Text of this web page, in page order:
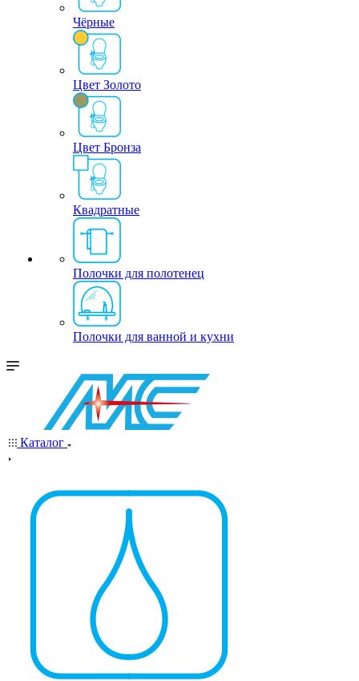
Чёрные
Цвет Золото
Цвет Бронза
Квадратные
Полочки для полотенец
Полочки для ванной и кухни
Каталог